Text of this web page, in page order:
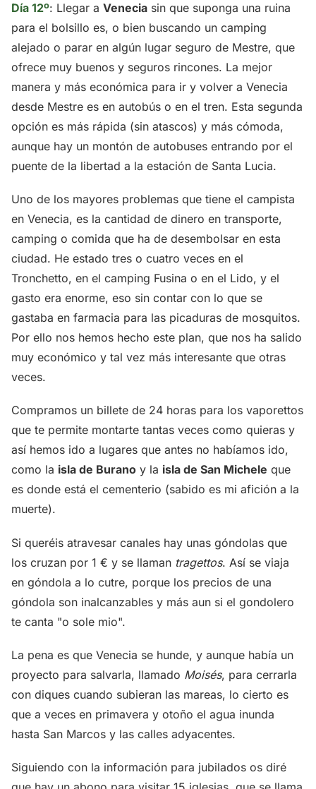
Día 12º: Llegar a Venecia sin que suponga una ruina
para el bolsillo es, o bien buscando un camping
alejado o parar en algún lugar seguro de Mestre, que
ofrece muy buenos y seguros rincones. La mejor
manera y más económica para ir y volver a Venecia
desde Mestre es en autobús o en el tren. Esta segunda
opción es más rápida (sin atascos) y más cómoda,
aunque hay un montón de autobuses entrando por el
puente de la libertad a la estación de Santa Lucia.
Uno de los mayores problemas que tiene el campista
en Venecia, es la cantidad de dinero en transporte,
camping o comida que ha de desembolsar en esta
ciudad. He estado tres o cuatro veces en el
Tronchetto, en el camping Fusina o en el Lido, y el
gasto era enorme, eso sin contar con lo que se
gastaba en farmacia para las picaduras de mosquitos.
Por ello nos hemos hecho este plan, que nos ha salido
muy económico y tal vez más interesante que otras
veces.
Compramos un billete de 24 horas para los vaporettos
que te permite montarte tantas veces como quieras y
así hemos ido a lugares que antes no habíamos ido,
como la isla de Burano y la isla de San Michele que
es donde está el cementerio (sabido es mi afición a la
muerte).
Si queréis atravesar canales hay unas góndolas que
los cruzan por 1 € y se llaman tragettos. Así se viaja
en góndola a lo cutre, porque los precios de una
góndola son inalcanzables y más aun si el gondolero
te canta "o sole mio".
La pena es que Venecia se hunde, y aunque había un
proyecto para salvarla, llamado Moisés, para cerrarla
con diques cuando subieran las mareas, lo cierto es
que a veces en primavera y otoño el agua inunda
hasta San Marcos y las calles adyacentes.
Siguiendo con la información para jubilados os diré